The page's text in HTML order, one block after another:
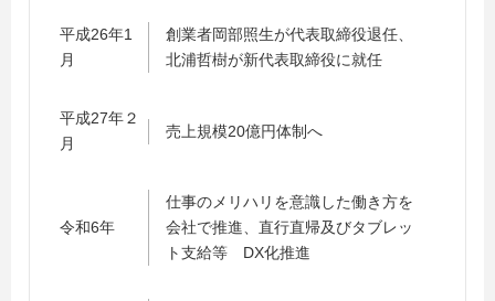
平成26年1
月
創業者岡部照生が代表取締役退任、
北浦哲樹が新代表取締役に就任
平成27年２
月
売上規模20億円体制へ
令和6年
仕事のメリハリを意識した働き方を
会社で推進、直行直帰及びタブレッ
ト支給等 DX化推進